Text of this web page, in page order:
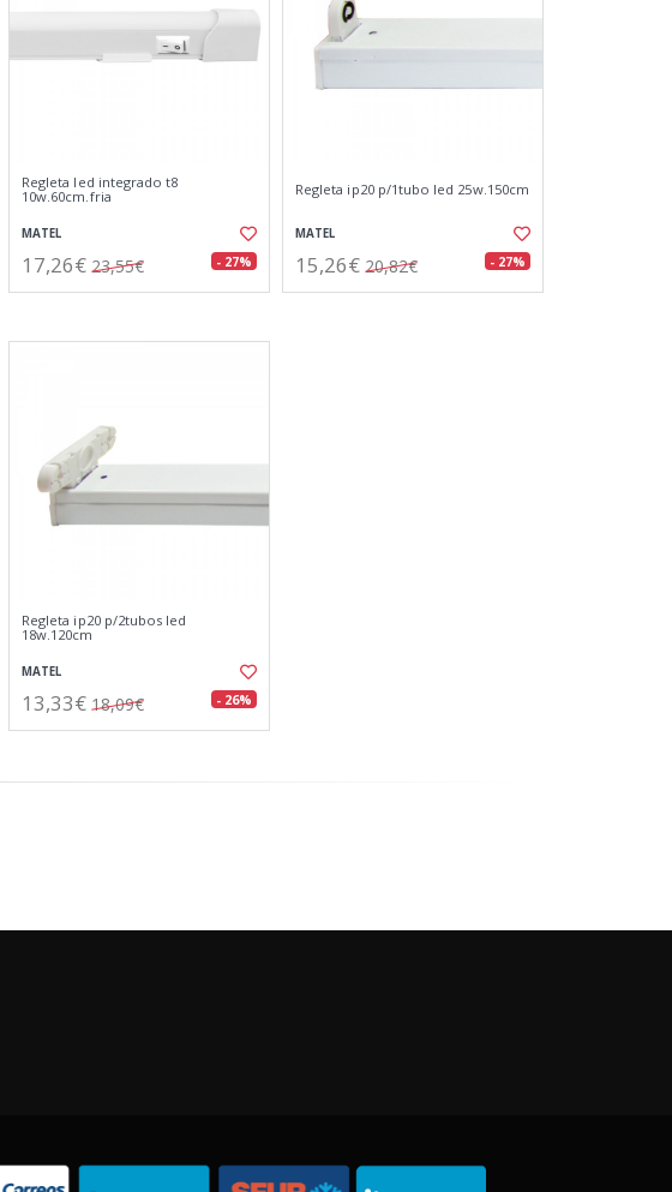
Regleta led integrado t8
10w.60cm.fria
MATEL
17,26€ 23,55€ - 27%
Regleta ip20 p/1tubo led 25w.150cm
MATEL
15,26€ 20,82€ - 27%
Regleta ip20 p/2tubos led
18w.120cm
MATEL
13,33€ 18,09€ - 26%